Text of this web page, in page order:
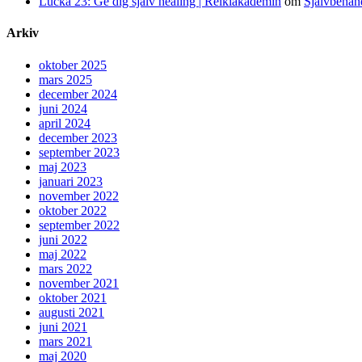
Arkiv
oktober 2025
mars 2025
december 2024
juni 2024
april 2024
december 2023
september 2023
maj 2023
januari 2023
november 2022
oktober 2022
september 2022
juni 2022
maj 2022
mars 2022
november 2021
oktober 2021
augusti 2021
juni 2021
mars 2021
maj 2020